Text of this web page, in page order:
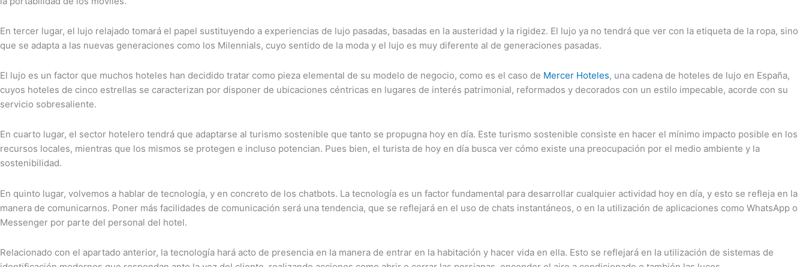
En tercer lugar, el lujo relajado tomará el papel sustituyendo a experiencias de lujo pasadas, basadas en la austeridad y la rigidez. El lujo ya no tendrá que ver con la etiqueta de la ropa, sino
que se adapta a las nuevas generaciones como los Milennials, cuyo sentido de la moda y el lujo es muy diferente al de generaciones pasadas.
El lujo es un factor que muchos hoteles han decidido tratar como pieza elemental de su modelo de negocio, como es el caso de Mercer Hoteles, una cadena de hoteles de lujo en España,
cuyos hoteles de cinco estrellas se caracterizan por disponer de ubicaciones céntricas en lugares de interés patrimonial, reformados y decorados con un estilo impecable, acorde con su
servicio sobresaliente.
En cuarto lugar, el sector hotelero tendrá que adaptarse al turismo sostenible que tanto se propugna hoy en día. Este turismo sostenible consiste en hacer el mínimo impacto posible en los
recursos locales, mientras que los mismos se protegen e incluso potencian. Pues bien, el turista de hoy en día busca ver cómo existe una preocupación por el medio ambiente y la
sostenibilidad.
En quinto lugar, volvemos a hablar de tecnología, y en concreto de los chatbots. La tecnología es un factor fundamental para desarrollar cualquier actividad hoy en día, y esto se refleja en la
manera de comunicarnos. Poner más facilidades de comunicación será una tendencia, que se reflejará en el uso de chats instantáneos, o en la utilización de aplicaciones como WhatsApp o
Messenger por parte del personal del hotel.
Relacionado con el apartado anterior, la tecnología hará acto de presencia en la manera de entrar en la habitación y hacer vida en ella. Esto se reflejará en la utilización de sistemas de